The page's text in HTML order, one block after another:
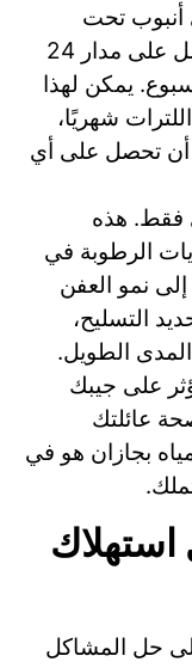
تحت
البلاط أو في الحديقة، فإنه يعمل على مدار 24
في الأسبوع. يمكن لهذا
شهريًا،
أن تحصل على أي
فقط. هذه
الرطوبة في
نمو العفن
التسليح،
الطويل.
على جيبك
عائلتك
بجازان هو في
حل المشاكل